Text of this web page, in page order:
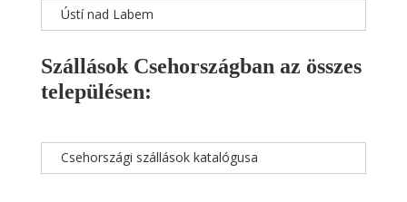
Ústí nad Labem
Szállások Csehországban az összes
településen:
Csehországi szállások katalógusa